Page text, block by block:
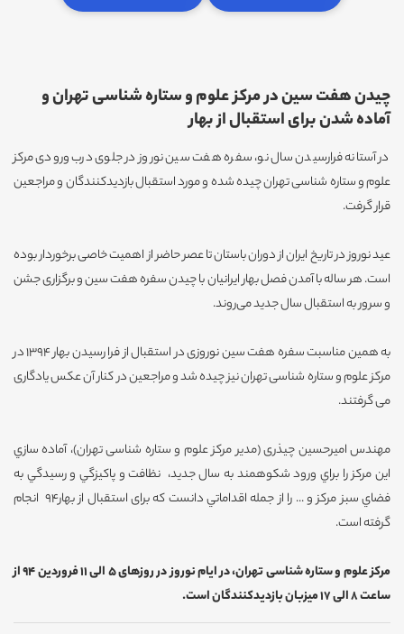
چیدن هفت سین در مرکز علوم و ستاره شناسی تهران و
آماده شدن برای استقبال از بهار
در آستانه فرارسیدن سال نو، سفره هفت سین نوروز در جلوی درب ورودی مرکز
علوم و ستاره شناسی تهران چیده شده و مورد استقبال بازدیدکنندگان و مراجعین
قرار گرفت.
عید نوروز در تاریخ ایران از دوران باستان تا عصر حاضر از اهمیت خاصی برخوردار بوده
است. هر ساله با آمدن فصل بهار ایرانیان با چیدن سفره هفت سین و برگزاری جشن
و سرور به استقبال سال جدید می‌روند.
به همین مناسبت سفره هفت سین نوروزی در استقبال از فرا رسیدن بهار 1394 در
مرکز علوم و ستاره شناسی تهران نیز چیده شد و مراجعین در کنار آن عکس یادگاری
می گرفتند.
مهندس امیرحسین چیذری (مدیر مرکز علوم و ستاره شناسی تهران)، آماده سازي
این مرکز را براي ورود شکوهمند به سال جديد، نظافت و پاکيزگي و رسيدگي به
فضاي سبز مرکز و ... را از جمله اقداماتي دانست که برای استقبال از بهار94 انجام
گرفته است.
مرکز علوم و ستاره شناسی تهران، در ایام نوروز در روزهای 5 الی 11 فروردین 94 از
ساعت 8 الی 17 میزبان بازدیدکنندگان است.